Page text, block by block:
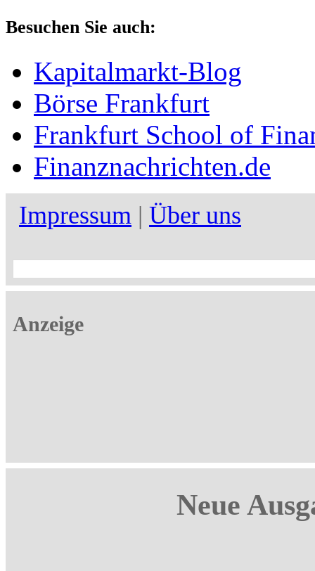
Besuchen Sie auch:
Kapitalmarkt-Blog
Börse Frankfurt
Frankfurt School of
Finanznachrichten.de
Impressum | Über uns
Anzeige
Neue